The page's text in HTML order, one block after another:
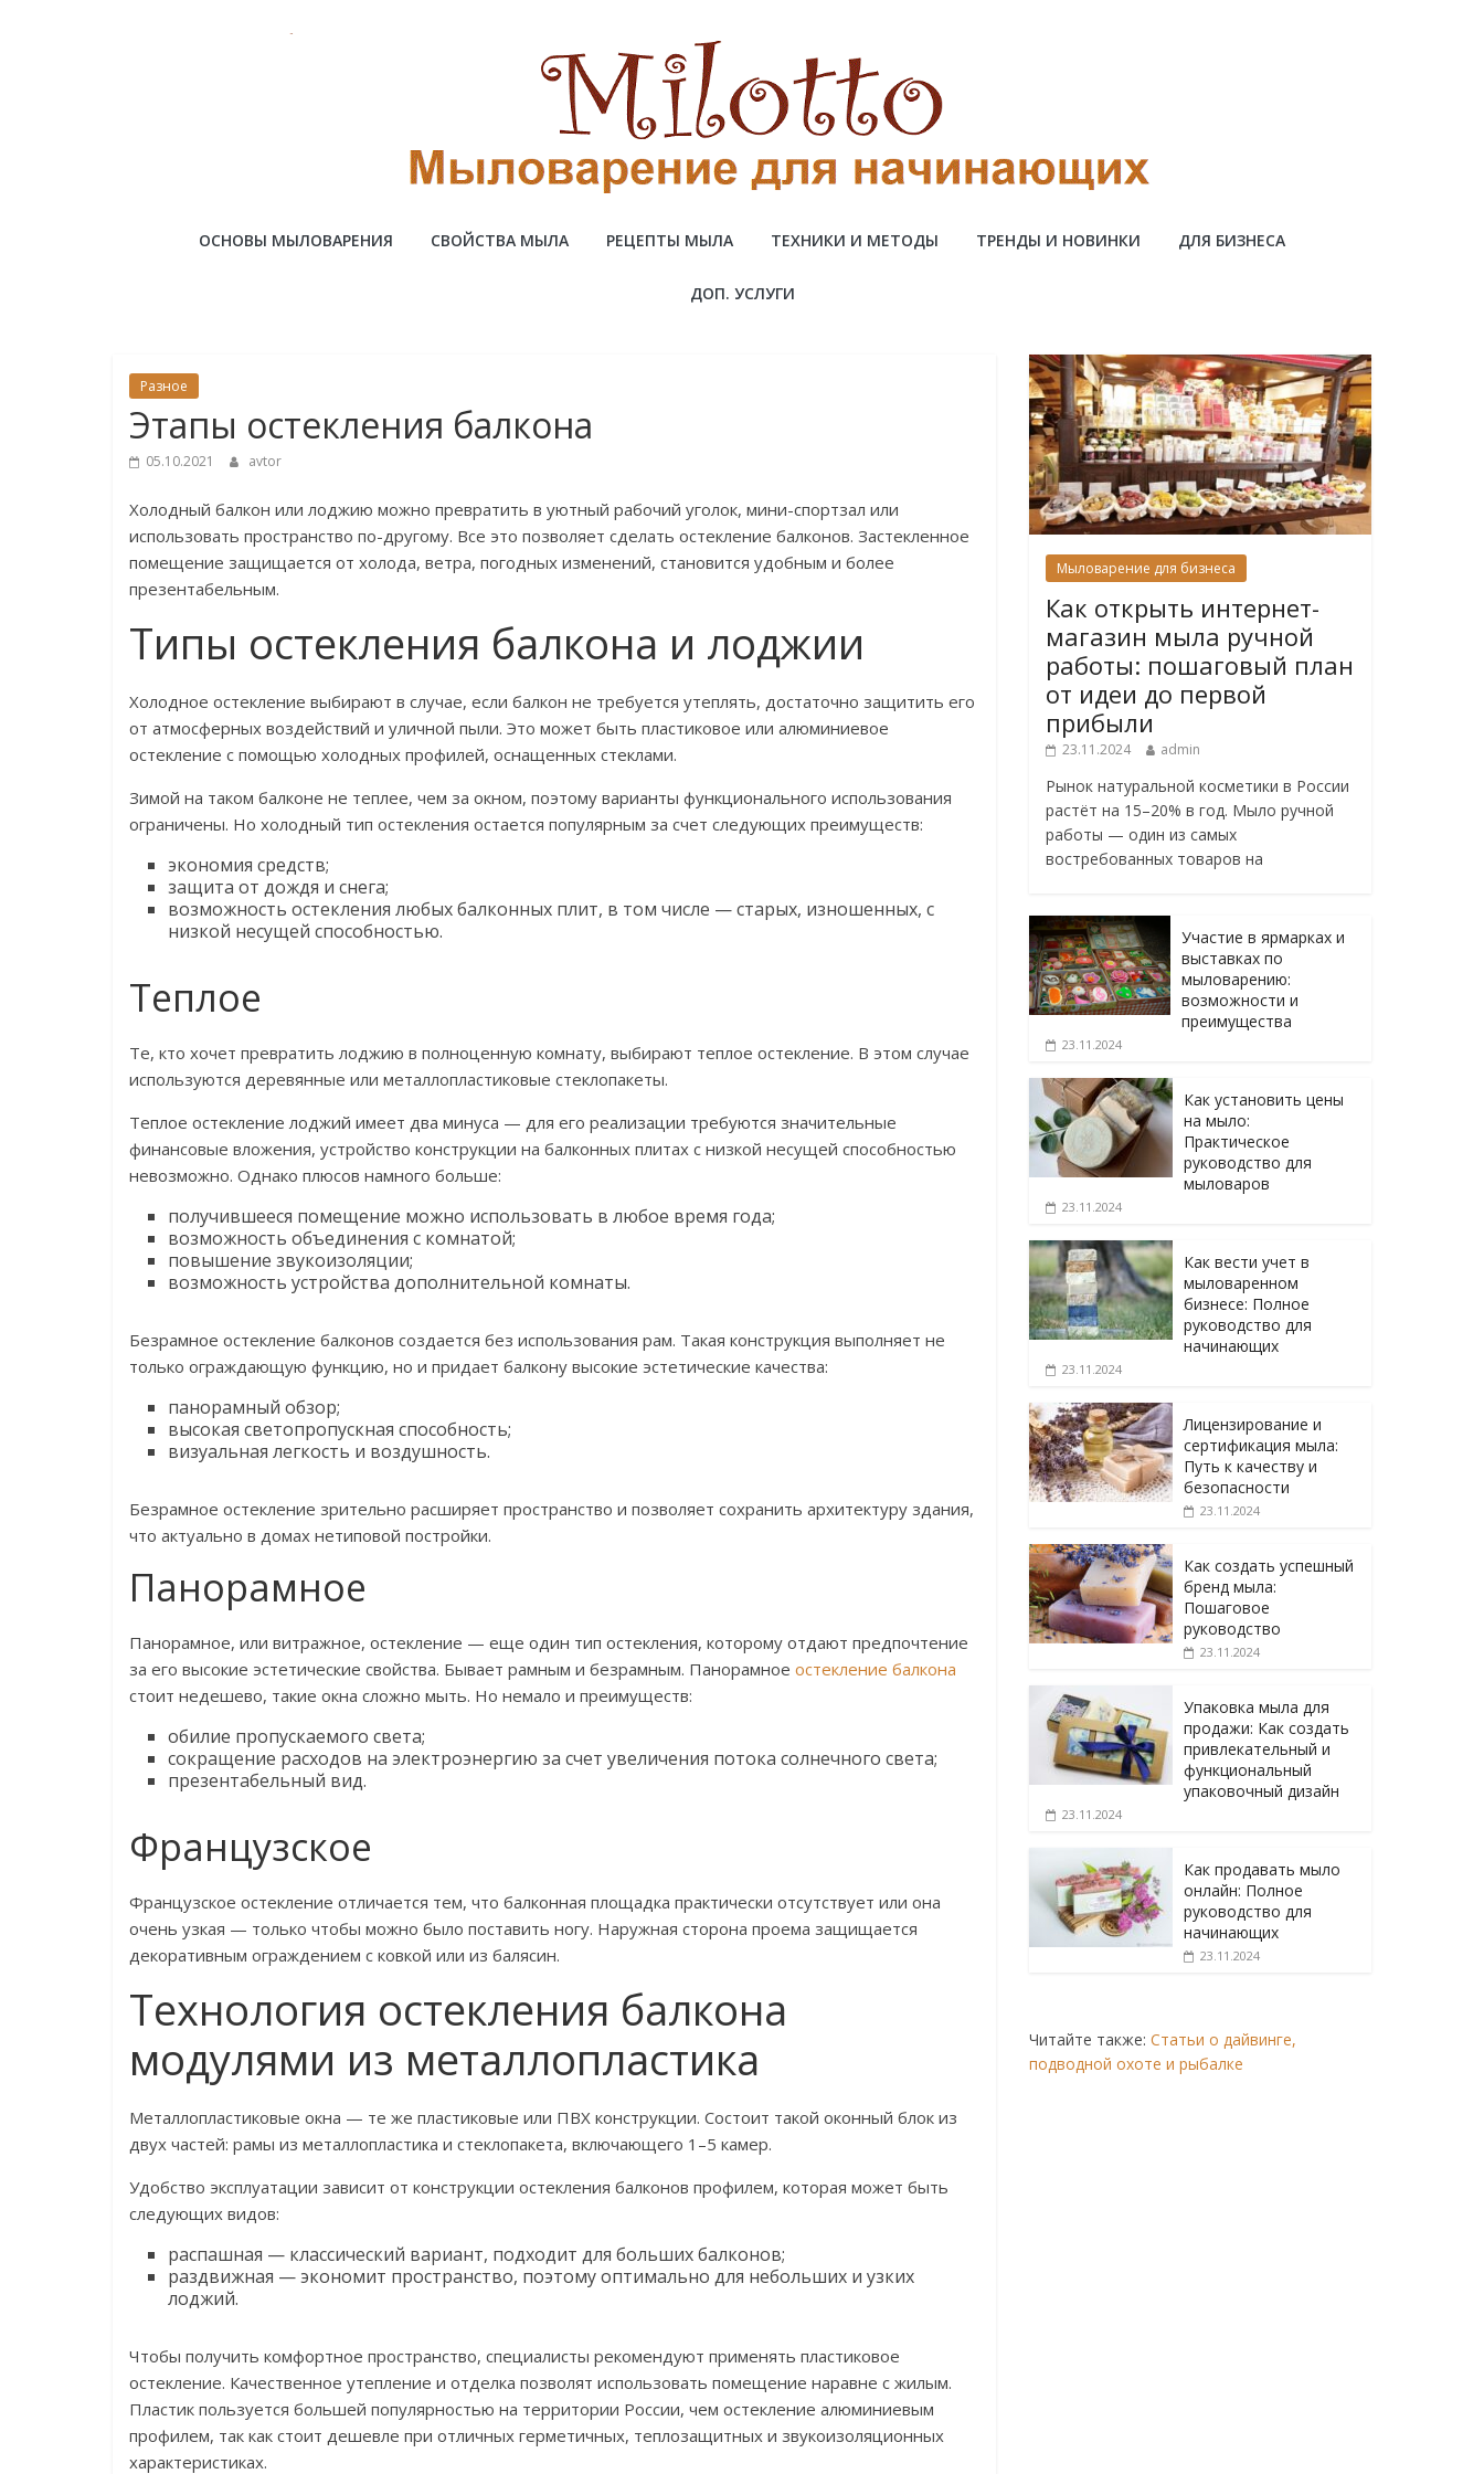
Милотто
ОСНОВЫ МЫЛОВАРЕНИЯ СВОЙСТВА МЫЛА РЕЦЕПТЫ МЫЛА ТЕХНИКИ И МЕТОДЫ ТРЕНДЫ И НОВИНКИ ДЛЯ БИЗНЕСА
ДОП. УСЛУГИ
Разное
Этапы остекления балкона
05.10.2021 avtor
Холодный балкон или лоджию можно превратить в уютный рабочий уголок, мини-спортзал или
использовать пространство по-другому. Все это позволяет сделать остекление балконов. Застекленное
помещение защищается от холода, ветра, погодных изменений, становится удобным и более
презентабельным.
Типы остекления балкона и лоджии
Холодное остекление выбирают в случае, если балкон не требуется утеплять, достаточно защитить его
от атмосферных воздействий и уличной пыли. Это может быть пластиковое или алюминиевое
остекление с помощью холодных профилей, оснащенных стеклами.
Зимой на таком балконе не теплее, чем за окном, поэтому варианты функционального использования
ограничены. Но холодный тип остекления остается популярным за счет следующих преимуществ:
экономия средств;
защита от дождя и снега;
возможность остекления любых балконных плит, в том числе — старых, изношенных, с
низкой несущей способностью.
Теплое
Те, кто хочет превратить лоджию в полноценную комнату, выбирают теплое остекление. В этом случае
используются деревянные или металлопластиковые стеклопакеты.
Теплое остекление лоджий имеет два минуса — для его реализации требуются значительные
финансовые вложения, устройство конструкции на балконных плитах с низкой несущей способностью
невозможно. Однако плюсов намного больше:
получившееся помещение можно использовать в любое время года;
возможность объединения с комнатой;
повышение звукоизоляции;
возможность устройства дополнительной комнаты.
Безрамное остекление балконов создается без использования рам. Такая конструкция выполняет не
только ограждающую функцию, но и придает балкону высокие эстетические качества:
панорамный обзор;
высокая светопропускная способность;
визуальная легкость и воздушность.
Безрамное остекление зрительно расширяет пространство и позволяет сохранить архитектуру здания,
что актуально в домах нетиповой постройки.
Панорамное
Панорамное, или витражное, остекление — еще один тип остекления, которому отдают предпочтение
за его высокие эстетические свойства. Бывает рамным и безрамным. Панорамное остекление балкона
стоит недешево, такие окна сложно мыть. Но немало и преимуществ:
обилие пропускаемого света;
сокращение расходов на электроэнергию за счет увеличения потока солнечного света;
презентабельный вид.
Французское
Французское остекление отличается тем, что балконная площадка практически отсутствует или она
очень узкая — только чтобы можно было поставить ногу. Наружная сторона проема защищается
декоративным ограждением с ковкой или из балясин.
Технология остекления балкона
модулями из металлопластика
Металлопластиковые окна — те же пластиковые или ПВХ конструкции. Состоит такой оконный блок из
двух частей: рамы из металлопластика и стеклопакета, включающего 1–5 камер.
Удобство эксплуатации зависит от конструкции остекления балконов профилем, которая может быть
следующих видов:
распашная — классический вариант, подходит для больших балконов;
раздвижная — экономит пространство, поэтому оптимально для небольших и узких
лоджий.
Чтобы получить комфортное пространство, специалисты рекомендуют применять пластиковое
остекление. Качественное утепление и отделка позволят использовать помещение наравне с жилым.
Пластик пользуется большей популярностью на территории России, чем остекление алюминиевым
профилем, так как стоит дешевле при отличных герметичных, теплозащитных и звукоизоляционных
характеристиках.
Мыловарение для бизнеса
Как открыть интернет-
магазин мыла ручной
работы: пошаговый план
от идеи до первой
прибыли
23.11.2024 admin
Рынок натуральной косметики в России
растёт на 15–20% в год. Мыло ручной
работы — один из самых
востребованных товаров на
Участие в ярмарках и
выставках по
мыловарению:
возможности и
преимущества
23.11.2024
Как установить цены
на мыло:
Практическое
руководство для
мыловаров
23.11.2024
Как вести учет в
мыловаренном
бизнесе: Полное
руководство для
начинающих
23.11.2024
Лицензирование и
сертификация мыла:
Путь к качеству и
безопасности
23.11.2024
Как создать успешный
бренд мыла:
Пошаговое
руководство
23.11.2024
Упаковка мыла для
продажи: Как создать
привлекательный и
функциональный
упаковочный дизайн
23.11.2024
Как продавать мыло
онлайн: Полное
руководство для
начинающих
23.11.2024
Читайте также: Статьи о дайвинге,
подводной охоте и рыбалке